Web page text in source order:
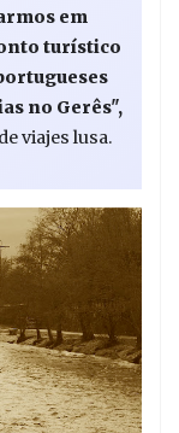
em
turístico
no Gerês",
viajes lusa.